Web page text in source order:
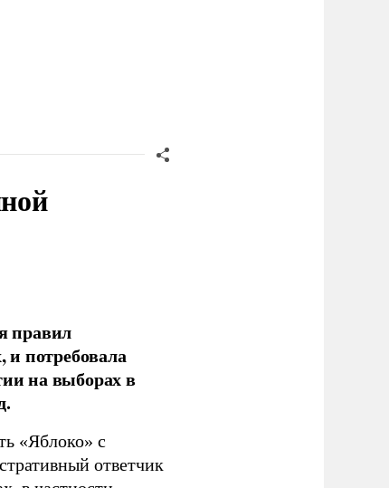
правил
и потребовала
на выборах в
«Яблоко» с
ответчик